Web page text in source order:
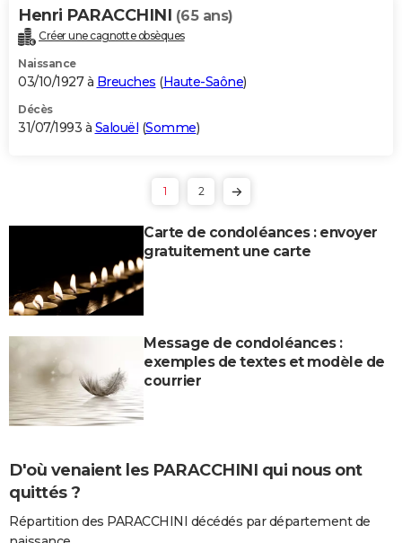
Henri PARACCHINI (65 ans)
Créer une cagnotte obsèques
Naissance
03/10/1927 à Breuches (Haute-Saône)
Décès
31/07/1993 à Salouël (Somme)
1 2
Carte de condoléances : envoyer
gratuitement une carte
Message de condoléances :
exemples de textes et modèle de
courrier
D'où venaient les PARACCHINI qui nous ont
quittés ?
Répartition des PARACCHINI décédés par département de